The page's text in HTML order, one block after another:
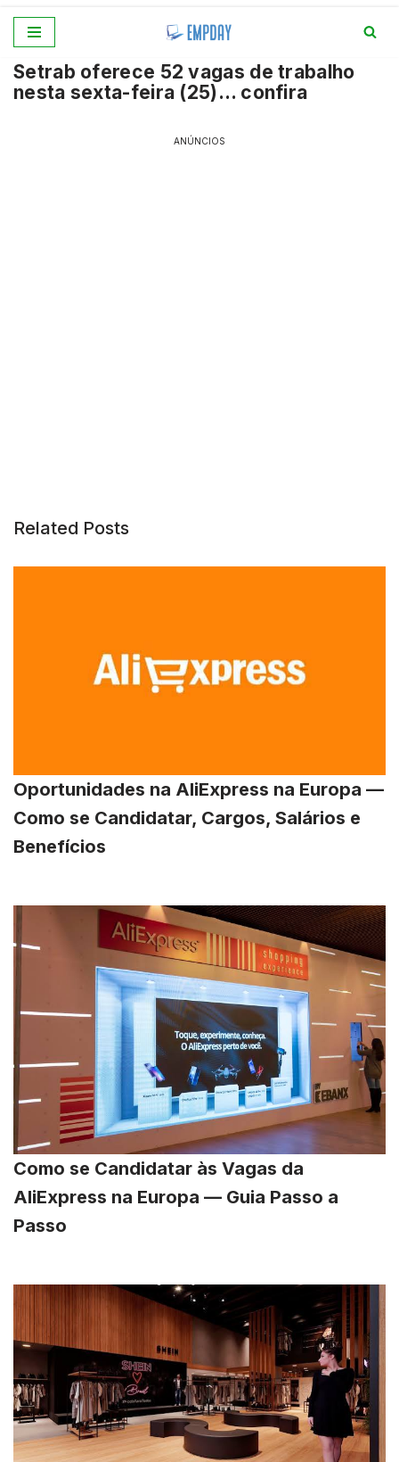
para
o
Setrab oferece 52 vagas de trabalho
nesta sexta-feira (25)… confira
ANÚNCIOS
Related Posts
Oportunidades na AliExpress na Europa —
Como se Candidatar, Cargos, Salários e
Benefícios
Como se Candidatar às Vagas da
AliExpress na Europa — Guia Passo a
Passo